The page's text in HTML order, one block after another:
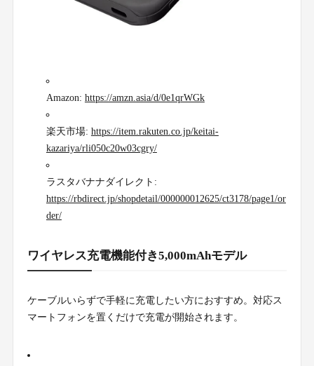
Amazon: https://amzn.asia/d/0e1qrWGk
楽天市場: https://item.rakuten.co.jp/keitai-
kazariya/rli050c20w03cgry/
ラスタバナナダイレクト:
https://rbdirect.jp/shopdetail/000000012625/ct3178/page1/or
der/
ワイヤレス充電機能付き5,000mAhモデル
ケーブルいらずで手軽に充電したい方におすすめ。対応ス
マートフォンを置くだけで充電が開始されます。